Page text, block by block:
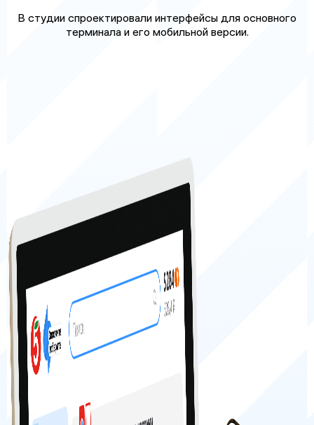
В студии спроектировали интерфейсы для основного
терминала и его мобильной версии.